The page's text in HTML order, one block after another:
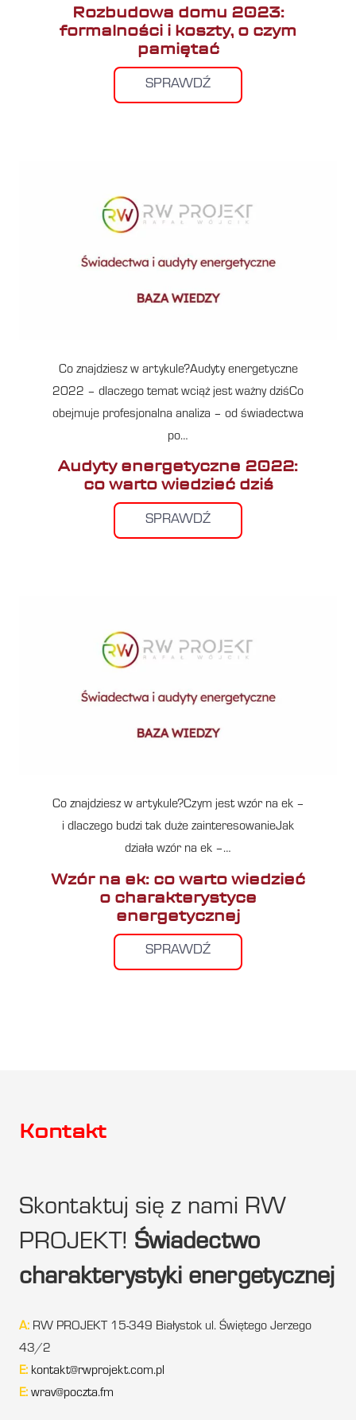
Rozbudowa domu 2023:
formalności i koszty, o czym
pamiętać
SPRAWDŹ
Co znajdziesz w artykule?Audyty energetyczne
2022 – dlaczego temat wciąż jest ważny dziśCo
obejmuje profesjonalna analiza – od świadectwa
po…
Audyty energetyczne 2022:
co warto wiedzieć dziś
SPRAWDŹ
Co znajdziesz w artykule?Czym jest wzór na ek –
i dlaczego budzi tak duże zainteresowanieJak
działa wzór na ek –…
Wzór na ek: co warto wiedzieć
o charakterystyce
energetycznej
SPRAWDŹ
Kontakt
Skontaktuj się z nami RW
PROJEKT! Świadectwo
charakterystyki energetycznej
A: RW PROJEKT 15-349 Białystok ul. Świętego Jerzego
43/2
E: kontakt@rwprojekt.com.pl
E: wrav@poczta.fm